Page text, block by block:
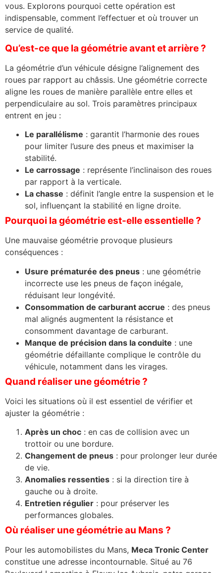
vous. Explorons pourquoi cette opération est
indispensable, comment l’effectuer et où trouver un
service de qualité.
Qu’est-ce que la géométrie avant et arrière ?
La géométrie d’un véhicule désigne l’alignement des
roues par rapport au châssis. Une géométrie correcte
aligne les roues de manière parallèle entre elles et
perpendiculaire au sol. Trois paramètres principaux
entrent en jeu :
Le parallélisme : garantit l’harmonie des roues
pour limiter l’usure des pneus et maximiser la
stabilité.
Le carrossage : représente l’inclinaison des roues
par rapport à la verticale.
La chasse : définit l’angle entre la suspension et le
sol, influençant la stabilité en ligne droite.
Pourquoi la géométrie est-elle essentielle ?
Une mauvaise géométrie provoque plusieurs
conséquences :
Usure prématurée des pneus : une géométrie
incorrecte use les pneus de façon inégale,
réduisant leur longévité.
Consommation de carburant accrue : des pneus
mal alignés augmentent la résistance et
consomment davantage de carburant.
Manque de précision dans la conduite : une
géométrie défaillante complique le contrôle du
véhicule, notamment dans les virages.
Quand réaliser une géométrie ?
Voici les situations où il est essentiel de vérifier et
ajuster la géométrie :
Après un choc : en cas de collision avec un
trottoir ou une bordure.
Changement de pneus : pour prolonger leur durée
de vie.
Anomalies ressenties : si la direction tire à
gauche ou à droite.
Entretien régulier : pour préserver les
performances globales.
Où réaliser une géométrie au Mans ?
Pour les automobilistes du Mans, Meca Tronic Center
constitue une adresse incontournable. Situé au 76